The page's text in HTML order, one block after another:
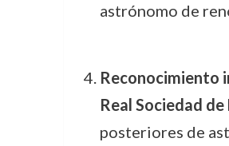
astrónomo de
Reconocimiento
Real Sociedad
posteriores de